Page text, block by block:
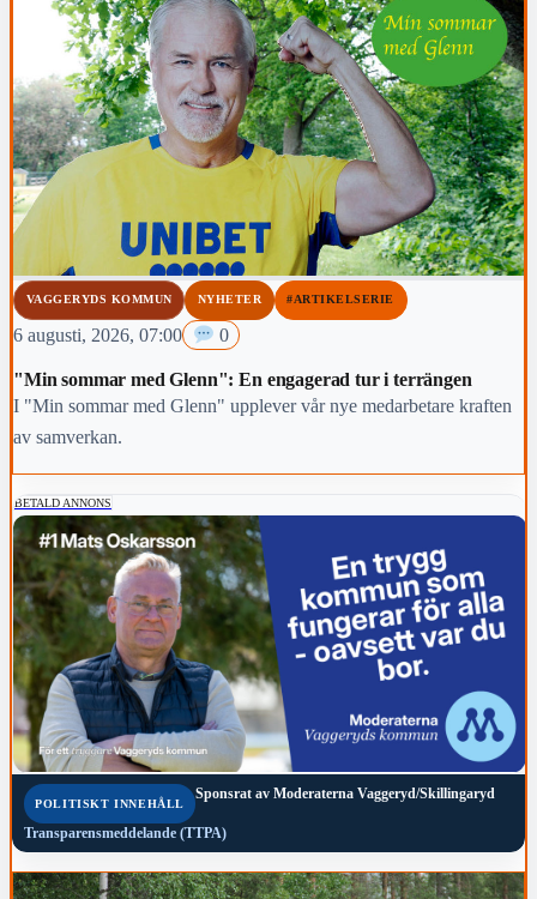
VAGGERYDS KOMMUN NYHETER #ARTIKELSERIE
6 augusti, 2026, 07:00 0
"Min sommar med Glenn": En engagerad tur i terrängen
I "Min sommar med Glenn" upplever vår nye medarbetare kraften
av samverkan.
BETALD ANNONS
POLITISKT INNEHÅLL
Sponsrat av Moderaterna Vaggeryd/Skillingaryd
Transparensmeddelande (TTPA)